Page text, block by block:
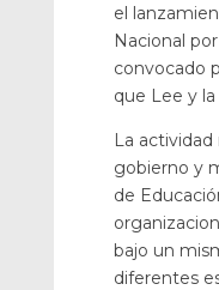
el
Nacional
convocado
que Lee y la
La
gobierno y
de
bajo un
diferentes